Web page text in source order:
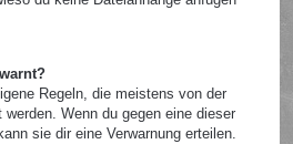
Regeln, die meistens von der
Wenn du gegen eine dieser
sie dir eine Verwarnung erteilen.